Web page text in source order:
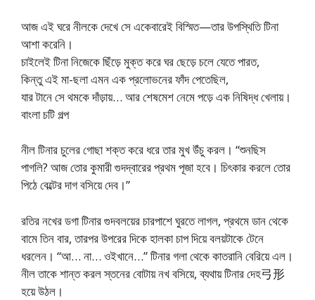
আজ এই ঘরে নীলকে দেখে সে একেবারেই বিস্মিত—তার উপস্থিতি টিনা
আশা করেনি।
চাইলেই টিনা নিজেকে ছিঁড়ে মুক্ত করে ঘর ছেড়ে চলে যেতে পারত,
কিন্তু এই মা-ছলা এমন এক প্রলোভনের ফাঁদ পেতেছিল,
যার টানে সে থমকে দাঁড়ায়… আর শেষমেশ নেমে পড়ে এক নিষিদ্ধ খেলায়।
বাংলা চটি গল্প
নীল টিনার চুলের গোছা শক্ত করে ধরে তার মুখ উঁচু করল। “শুনছিস
পাগলি? আজ তোর কুমারী গুদদ্বারের প্রথম পূজা হবে। চিৎকার করলে তোর
পিঠে বেল্টের দাগ বসিয়ে দেব।”
রতির নখের ডগা টিনার গুদবলয়ের চারপাশে ঘুরতে লাগল, প্রথমে ডান থেকে
বামে তিন বার, তারপর উপরের দিকে হালকা চাপ দিয়ে বলয়টাকে টেনে
ধরলেন। “আ… না… ওইখানে…” টিনার গলা থেকে কাতরানি বেরিয়ে এল।
নীল তাকে শান্ত করল স্তনের বোটায় নখ বসিয়ে, ব্যথায় টিনার দেহ弓形
হয়ে উঠল।